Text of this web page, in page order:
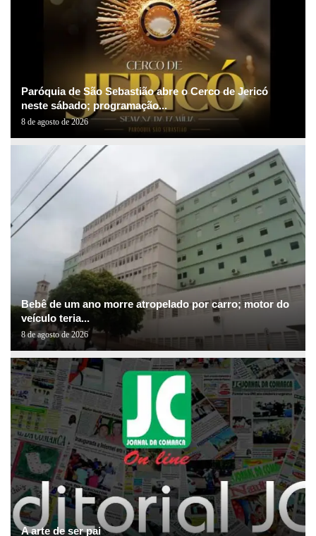
Paróquia de São Sebastião abre o Cerco de Jericó
neste sábado; programação...
8 de agosto de 2026
Bebê de um ano morre atropelado por carro; motor do
veículo teria...
8 de agosto de 2026
A arte de ser pai